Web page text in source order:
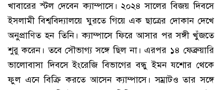
খাবারের স্টল দেবেন ক্যাম্পাসে। ২০২৪ সালের বিজয় দিবসে
ইসলামী বিশ্ববিদ্যালয়ে ঘুরতে গিয়ে এক ছাত্রের দোকান দেখে
অনুপ্রাণিত হন তিনি। ক্যাম্পাসে ফিরে আসার পর সঙ্গী খুঁজতে
শুরু করেন। তবে সৌভাগ্য সঙ্গে ছিল না। এরপর ১৪ ফেব্রুয়ারি
ভালোবাসা দিবসে ইংরেজি বিভাগের বন্ধু ইমন যশোর থেকে
ফুল এনে বিক্রি করতে আসেন ক্যাম্পাসে। সম্রাটও তার সঙ্গে